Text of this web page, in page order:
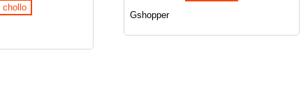
chollo
Gshopper